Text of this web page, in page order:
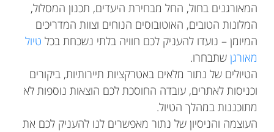
המאורגנים בחול, החל מבחירת היעדים, תכנון המסלול,
המלונות הטובים, האוטובוסים הנוחים וצוות המדריכים
המיומן – נועדו להעניק לכם חוויה בלתי נשכחת בכל טיול
מאורגן שתבחרו.
הטיולים של נתור מלאים באטרקציות תיירותיות, ביקורים
וכניסות לאתרים, עובדה החוסכת לכם הוצאות נוספות לא
מתוכננות במהלך הטיול.
העוצמה והניסיון של נתור מאפשרים לנו להעניק לכם את